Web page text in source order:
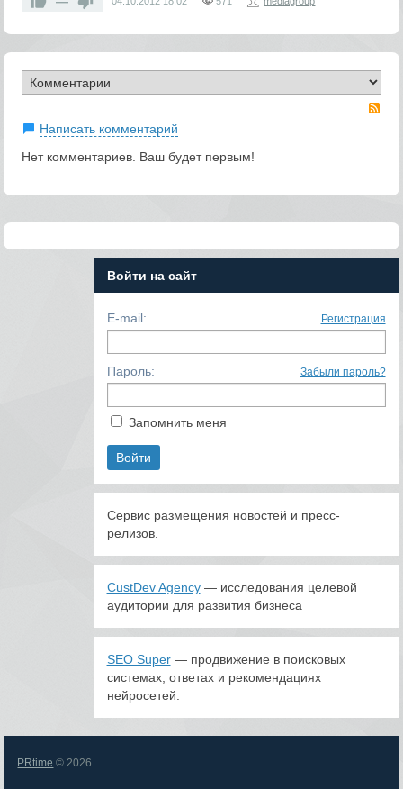
Написать комментарий
Нет комментариев. Ваш будет первым!
Войти на сайт
E-mail: Регистрация
Пароль: Забыли пароль?
Запомнить меня
Сервис размещения новостей и пресс-
релизов.
CustDev Agency— исследования целевой
аудитории для развития бизнеса
SEO Super— продвижение в поисковых
системах, ответах и рекомендациях
нейросетей.
PRtime © 2026